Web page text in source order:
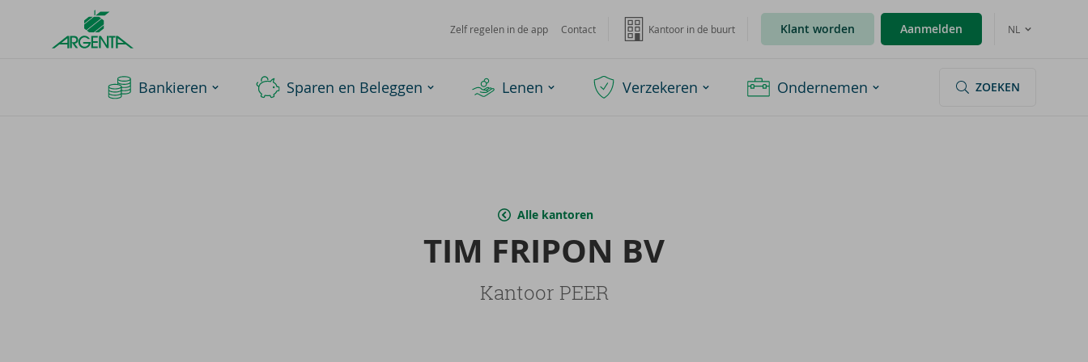
Argenta
Homepage
Zelf regelen in de app Contact Kantoor in de buurt Klant worden Aanmelden NL
Bankieren Sparen en Beleggen Lenen Verzekeren Ondernemen ZOEKEN
Alle kantoren
TIM FRI­PON BV
Kantoor PEER